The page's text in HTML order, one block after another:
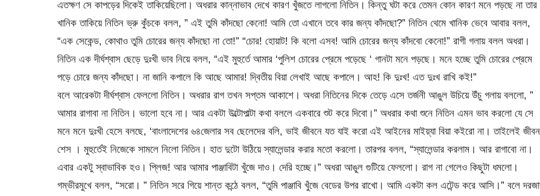
এতক্ষণ সে কাপড়ের দিকেই তাকিয়েছিলো। অধরার কান্নাভাব দেখে কারণ খুঁজতে লাগলো নিতিন। কিন্তু ঘটা করে তেমন কোন কারণ মনে পড়ছে না
খানিক তাকিয়ে নিতিন ভ্রু কুঁচকে বলল, ” এই তুমি কাঁদছো কেনো! আমি তো এখানে তবে কার জন্য কাঁদছো?” নিতিন থেমে খানিক ভেবে আবার বলল,
“এক সেকেন্ড, কোথাও তুমি চোরের জন্য কাঁদছো না তো!” “চোর! হোয়াট! কি বলো এসব! আমি চোরের জন্য কাঁদবো কেনো!” রাগী গলায় বলল অধরা।
নিতিন এক দীর্ঘশ্বাস ছেড়ে দুঃখী ভাব নিয়ে বলল, “এই মুহুর্তে আমার ‘পুলিশ চোরের প্রেমে পড়েছে ‘ গানটা মনে পড়ছে। মনে হচ্ছে তুমি চোরের প্রেমে
পড়ে চোরে জন্য কাঁদছো। না জানি কপালে কি আছে আমার! দ্বিতীয় বিয়া লেখাই আছে কপালে। আহ! কি দুঃখ! এত দুঃখ রাখি কই!”
বলে আরেকটা দীর্ঘশ্বাস ফেললো নিতিন। অধরার রাগ তখন সপ্তম আকাশে। অধরা নিতিনের দিকে তেড়ে এসে তর্জনী আঙুল উচিয়ে উঁচু গলায় বললো, ”
আমার রাগাবা না নিতিন। ভালো হবে না। আর একটা উল্টোপাল্টা কথা বললে একবারে শুট করে দিবো।” অধরার কথা শুনে নিতিন এমন ভাব করলো যে সে
মনে মনে দুঃখী হেসে বলছে, ‘বাংলাদেশের ৬৪জেলার সব ছেলেদের বলি, ভাই জীবনে যত যাই করো এই আইনের মাইয়্যা বিয়া কইরো না। তাইলেই জীবন
শেস । মুহুর্তেই নিজেকে সামলে নিলো নিতিন। হাত দুটো উঠিয়ে স্যালেন্ডার করার মতো করলো। তারপর বলল, “স্যালেন্ডার করলাম। আর রাগাবো না।
এবার একটু স্বাভাবিক হও। প্লিজ! আর আমার পাঞ্জাবিটা খুঁজে দাও। দেরি হচ্ছে।” অধরা আঙুল গুটিয়ে ফেললো। রাগ না গেলেও কিছুটা ধমলো।
গম্ভীরমুখে বলল, “সরো। ” নিতিন সরে গিয়ে শান্ত কন্ঠে বলল, “তুমি পাঞ্জাবি খুঁজে বেডের উপর রাখো। আমি একটা কল এটেন্ড করে আসি।” বলে